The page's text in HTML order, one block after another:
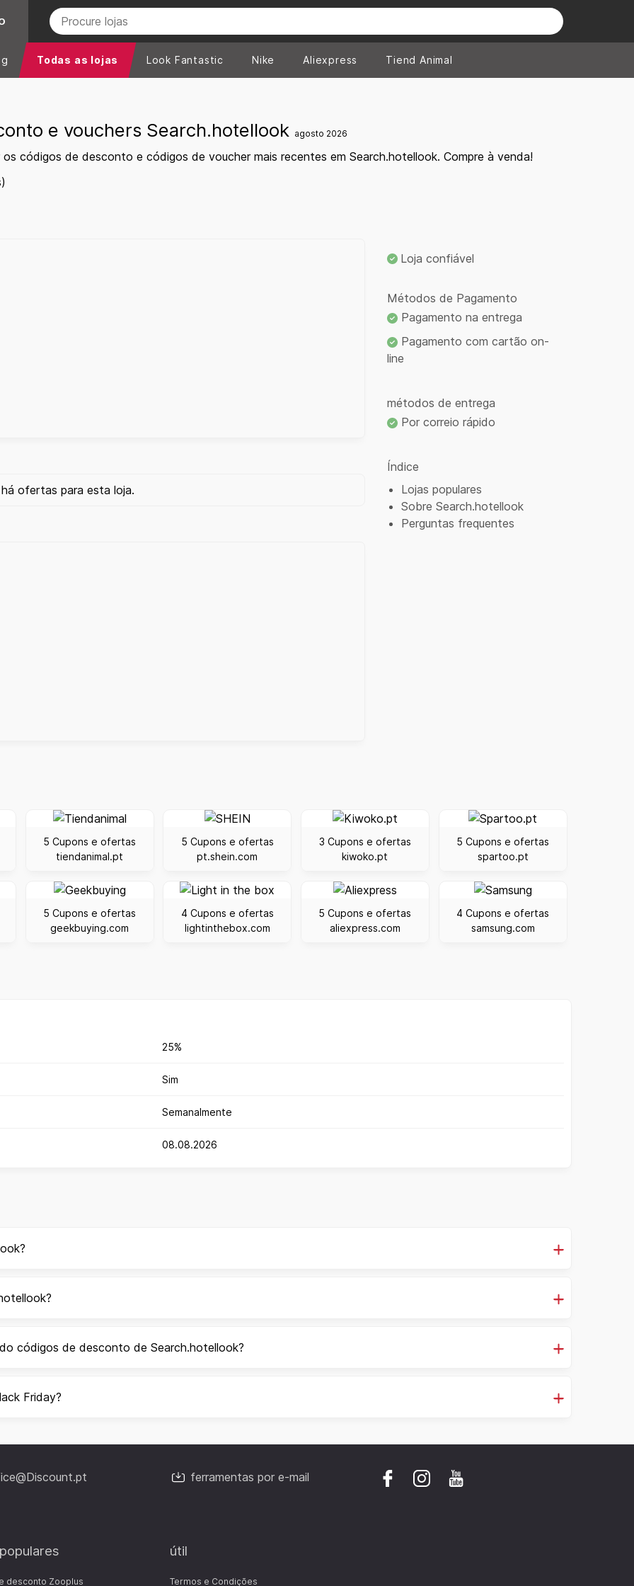
Todas as lojas Look Fantastic Nike Aliexpress Tiend Animal
e vouchers Search.hotellook agosto 2026
códigos de desconto e códigos de voucher mais recentes em Search.hotellook. Compre à venda!
ofertas para esta loja.
Loja confiável
Métodos de Pagamento
Pagamento na entrega
Pagamento com cartão on-
line
métodos de entrega
Por correio rápido
Índice
Lojas populares
Sobre Search.hotellook
Perguntas frequentes
5 Cupons e ofertas
tiendanimal.pt
5 Cupons e ofertas
pt.shein.com
3 Cupons e ofertas
kiwoko.pt
5 Cupons e ofertas
spartoo.pt
5 Cupons e ofertas
geekbuying.com
4 Cupons e ofertas
lightinthebox.com
5 Cupons e ofertas
aliexpress.com
4 Cupons e ofertas
samsung.com
25%
Sim
Semanalmente
08.08.2026
códigos de desconto de Search.hotellook?
Friday?
ferramentas por e-mail
desconto Zooplus
útil
Termos e Condições